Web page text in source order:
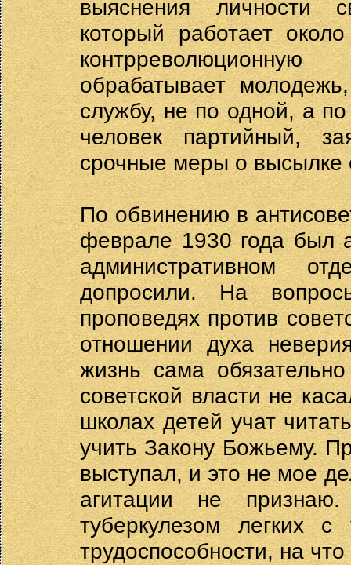
выяснения личности
который работает
обрабатывает
службу, не по одной, а
человек партийный,
срочные меры о высылке
По обвинению в
феврале 1930 года был
административном
допросили. На
проповедях против
отношении духа
жизнь сама
советской власти не
школах детей учат
учить Закону Божьему.
выступал, и это не мое
агитации не
туберкулезом легких с
трудоспособности, на